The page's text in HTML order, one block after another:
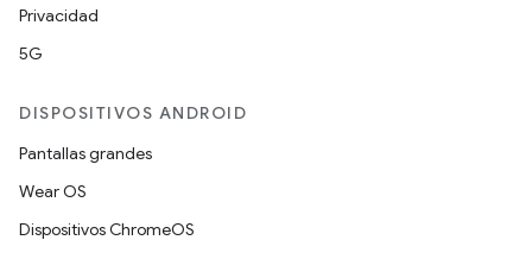
Privacidad
5G
DISPOSITIVOS ANDROID
Pantallas grandes
Wear OS
Dispositivos ChromeOS